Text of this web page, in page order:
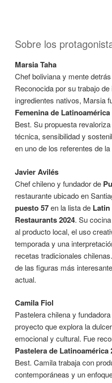
Sobre los
Marsia Taha
Chef boliviana y mente
Reconocida por su trabajo
ingredientes nativos, Marsia
Femenina de Latinoamérica
Best. Su propuesta
técnica, sensibilidad y
en uno de los referentes de
Javier Avilés
Chef chileno y fundador de
restaurante ubicado en
puesto 57en la lista de Latin
Restaurants 2024. Su
al producto local, el uso
temporada y una
recetas tradicionales
de las figuras más
actual.
Camila Fiol
Pastelera chilena y
proyecto que explora la
emocional y cultural. Fue
Pastelera de Latinoamérica
Best. Camila trabaja con
contemporáneas y un